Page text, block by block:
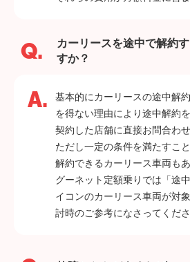
カーリースを途中で解約
すか？
基本的にカーリースの途中解
を得ない理由により途中解約
契約した店舗に直接お問合わせ
ただし一定の条件を満たすこ
解約できるカーリース車両もあ
グーネット定額乗りでは「途
イコンのカーリース車両が対
討時のご参考になさってくださ